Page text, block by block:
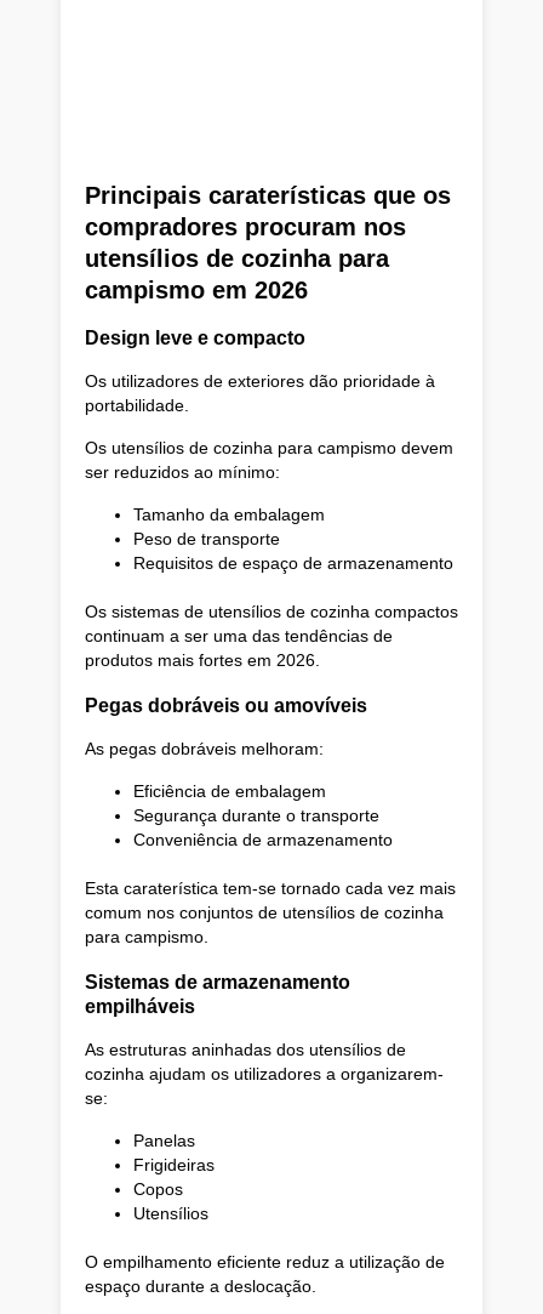
Principais caraterísticas que os
compradores procuram nos
utensílios de cozinha para
campismo em 2026
Design leve e compacto
Os utilizadores de exteriores dão prioridade à
portabilidade.
Os utensílios de cozinha para campismo devem
ser reduzidos ao mínimo:
Tamanho da embalagem
Peso de transporte
Requisitos de espaço de armazenamento
Os sistemas de utensílios de cozinha compactos
continuam a ser uma das tendências de
produtos mais fortes em 2026.
Pegas dobráveis ou amovíveis
As pegas dobráveis melhoram:
Eficiência de embalagem
Segurança durante o transporte
Conveniência de armazenamento
Esta caraterística tem-se tornado cada vez mais
comum nos conjuntos de utensílios de cozinha
para campismo.
Sistemas de armazenamento
empilháveis
As estruturas aninhadas dos utensílios de
cozinha ajudam os utilizadores a organizarem-
se:
Panelas
Frigideiras
Copos
Utensílios
O empilhamento eficiente reduz a utilização de
espaço durante a deslocação.